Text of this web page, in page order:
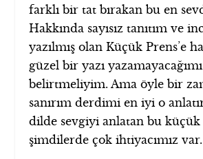
farklı bir tat bırakan bu en
Hakkında sayısız tanıtım ve
yazılmış olan Küçük Prens’e
güzel bir yazı
belirtmeliyim. Ama öyle bir
sanırım derdimi en iyi o
dilde sevgiyi anlatan bu küçük
şimdilerde çok ihtiyacımız var.